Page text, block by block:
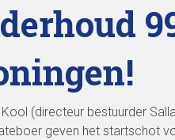
(directeur bestuurder
geven het startschot